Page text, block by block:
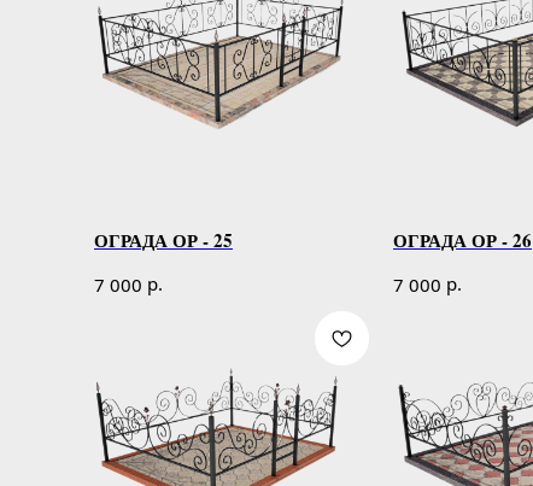
ОГРАДА ОР - 25
7 000 р.
ОГРАДА ОР - 26
7 000 р.